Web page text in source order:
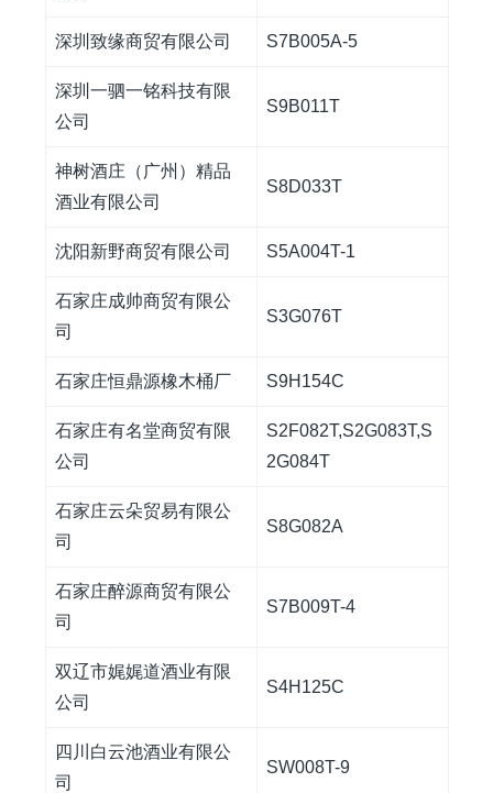
深圳致缘商贸有限公司 S7B005A-5
深圳一驷一铭科技有限
公司
S9B011T
神树酒庄（广州）精品
酒业有限公司
S8D033T
沈阳新野商贸有限公司 S5A004T-1
石家庄成帅商贸有限公
司
S3G076T
石家庄恒鼎源橡木桶厂 S9H154C
石家庄有名堂商贸有限
公司
S2F082T,S2G083T,S
2G084T
石家庄云朵贸易有限公
司
S8G082A
石家庄醉源商贸有限公
司
S7B009T-4
双辽市娓娓道酒业有限
公司
S4H125C
四川白云池酒业有限公
司
SW008T-9